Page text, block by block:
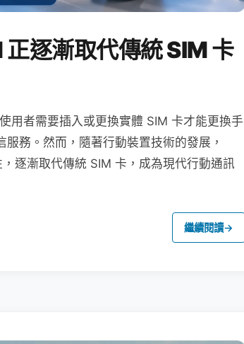
逐漸取代傳統 SIM 卡
用者需要插入或更換實體 SIM 卡才能更換手
務。然而，隨著行動裝置技術的發展，
逐漸取代傳統 SIM 卡，成為現代行動通訊
繼續閱讀→